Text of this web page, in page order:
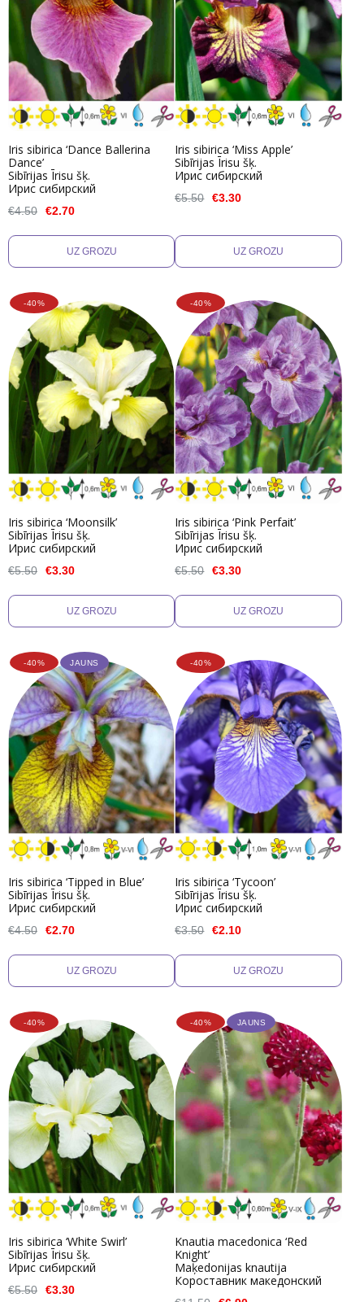
Iris sibirica ‘Dance Ballerina
Dance’
Sibīrijas Īrisu šķ.
Ирис сибирский
€4.50 €2.70
Iris sibirica ‘Miss Apple’
Sibīrijas Īrisu šķ.
Ирис сибирский
€5.50 €3.30
-40%
Iris sibirica ‘Moonsilk’
Sibīrijas Īrisu šķ.
Ирис сибирский
€5.50 €3.30
-40%
Iris sibirica ‘Pink Perfait’
Sibīrijas Īrisu šķ.
Ирис сибирский
€5.50 €3.30
-40% JAUNS
Iris sibirica ‘Tipped in Blue’
Sibīrijas Īrisu šķ.
Ирис сибирский
€4.50 €2.70
-40%
Iris sibirica ‘Tycoon’
Sibīrijas Īrisu šķ.
Ирис сибирский
€3.50 €2.10
-40%
Iris sibirica ‘White Swirl’
Sibīrijas Īrisu šķ.
Ирис сибирский
€5.50 €3.30
-40% JAUNS
Knautia macedonica ‘Red
Knight’
Maķedonijas knautija
Короставник македонский